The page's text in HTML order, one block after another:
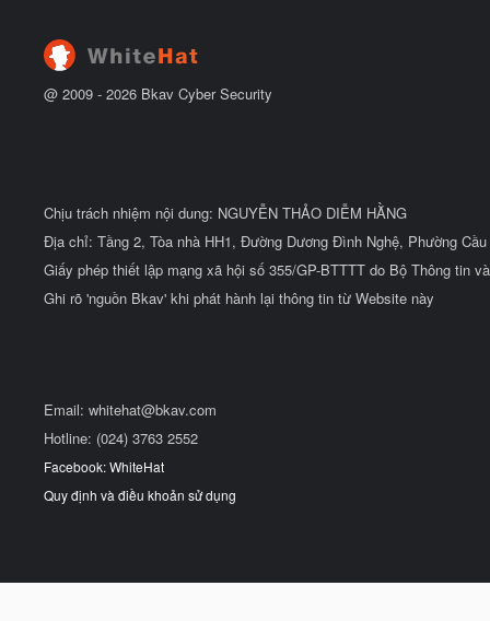
@ 2009 - 2026 Bkav Cyber Security
Chịu trách nhiệm nội dung: NGUYỄN THẢO DIỄM HẰNG
Địa chỉ: Tầng 2, Tòa nhà HH1, Đường Dương Đình Nghệ, Phường
Giấy phép thiết lập mạng xã hội số 355/GP-BTTTT do Bộ Thông tin
Ghi rõ 'nguồn Bkav' khi phát hành lại thông tin từ Website này
Email: whitehat@bkav.com
Hotline: (024) 3763 2552
Facebook: WhiteHat
Quy định và điều khoản sử dụng